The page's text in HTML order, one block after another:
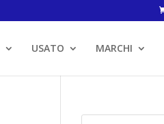
USATO MARCHI